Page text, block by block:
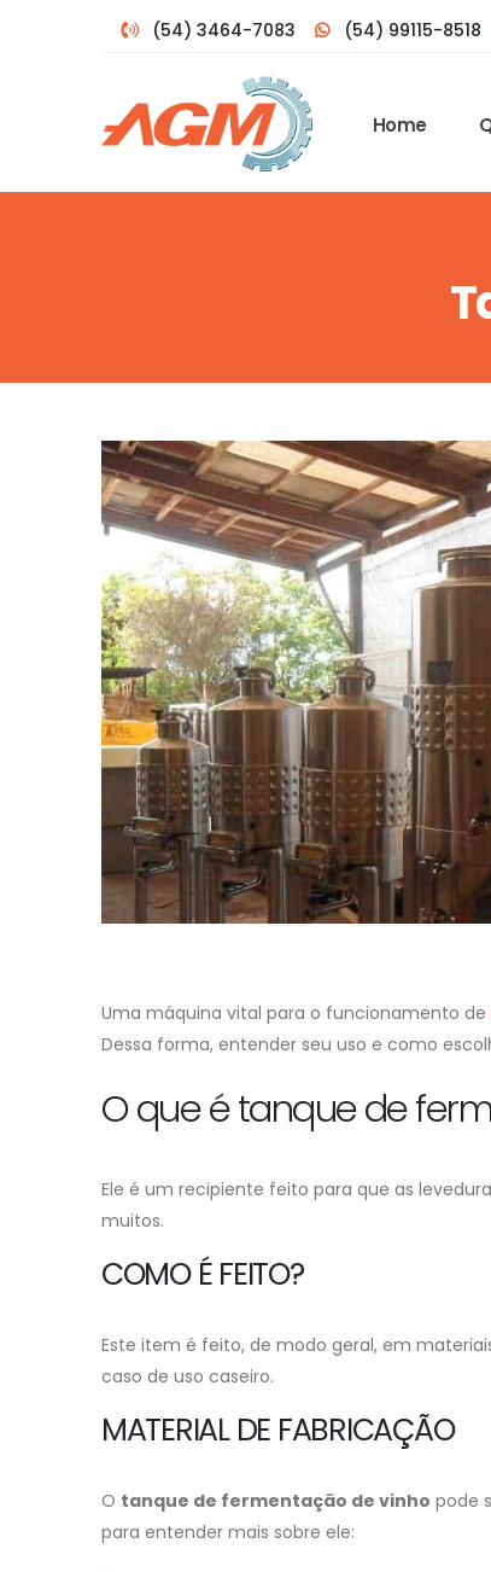
(54) 3464-7083 (54) 99115-8518
Home
Uma máquina vital para o funcionamento de
Dessa forma, entender seu uso e como
O que é tanque de
Ele é um recipiente feito para que as
muitos.
COMO É FEITO?
Este item é feito, de modo geral, em
caso de uso caseiro.
MATERIAL DE FABRICAÇÃO
O tanque de fermentação de vinho pode
para entender mais sobre ele: